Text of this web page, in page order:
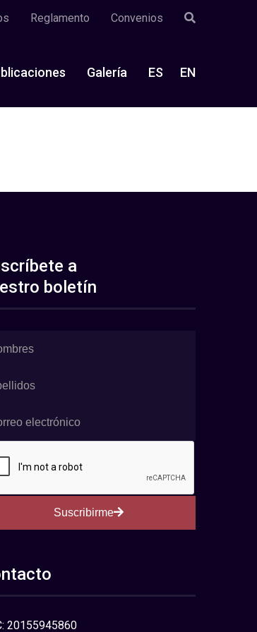
Reglamento Convenios
Galería ES EN
a
boletín
Suscribirme
20155945860